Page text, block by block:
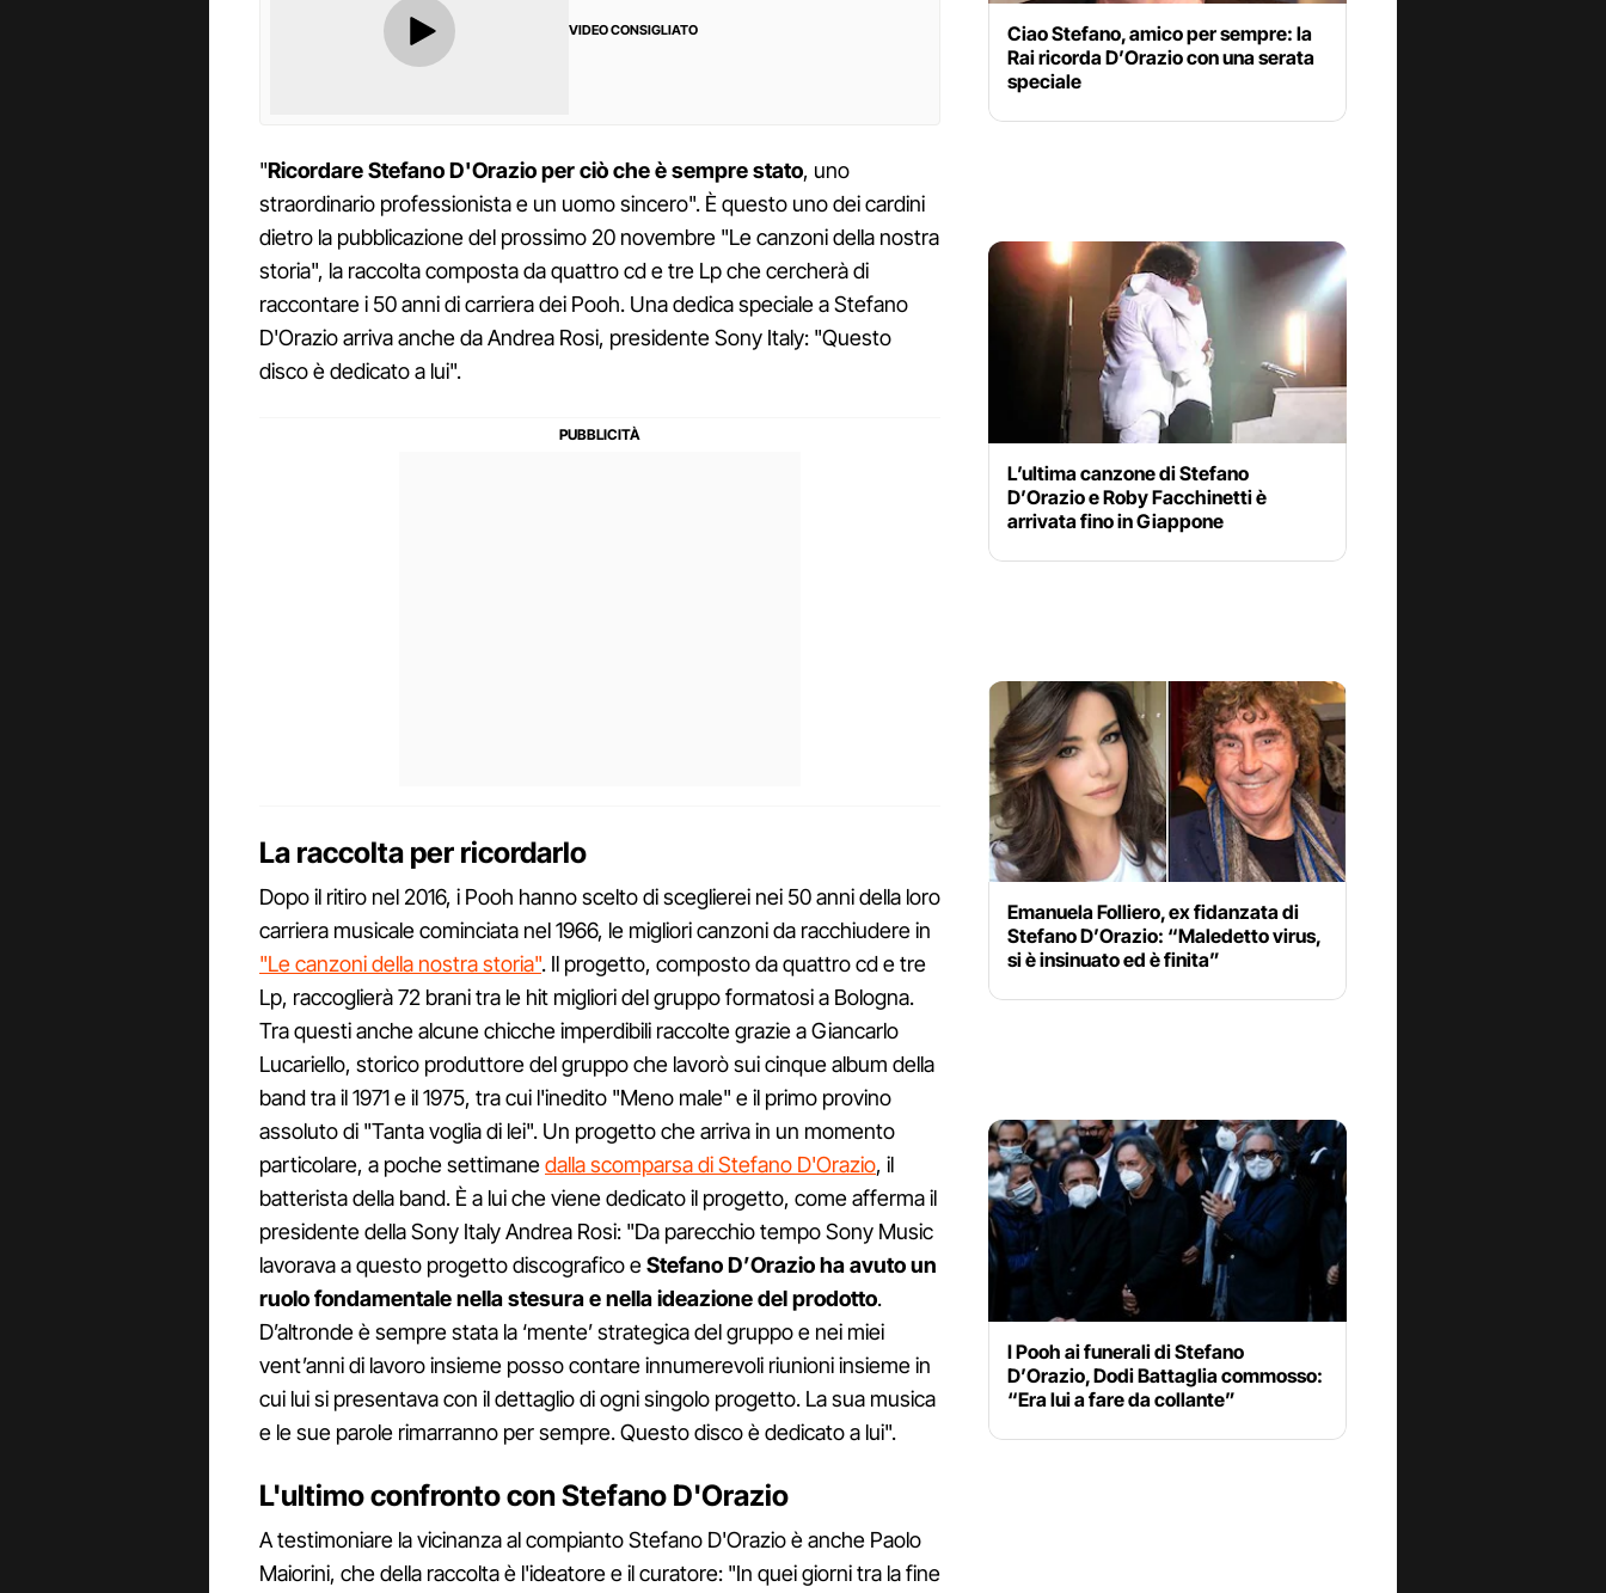
VIDEO CONSIGLIATO
"Ricordare Stefano D'Orazio per ciò che è sempre stato, uno
straordinario professionista e un uomo sincero". È questo uno dei cardini
dietro la pubblicazione del prossimo 20 novembre "Le canzoni della nostra
storia", la raccolta composta da quattro cd e tre Lp che cercherà di
raccontare i 50 anni di carriera dei Pooh. Una dedica speciale a Stefano
D'Orazio arriva anche da Andrea Rosi, presidente Sony Italy: "Questo
disco è dedicato a lui".
La raccolta per ricordarlo
Dopo il ritiro nel 2016, i Pooh hanno scelto di sceglierei nei 50 anni della loro
carriera musicale cominciata nel 1966, le migliori canzoni da racchiudere in
"Le canzoni della nostra storia". Il progetto, composto da quattro cd e tre
Lp, raccoglierà 72 brani tra le hit migliori del gruppo formatosi a Bologna.
Tra questi anche alcune chicche imperdibili raccolte grazie a Giancarlo
Lucariello, storico produttore del gruppo che lavorò sui cinque album della
band tra il 1971 e il 1975, tra cui l'inedito "Meno male" e il primo provino
assoluto di "Tanta voglia di lei". Un progetto che arriva in un momento
particolare, a poche settimanedalla scomparsa di Stefano D'Orazio, il
batterista della band. È a lui che viene dedicato il progetto, come afferma il
presidente della Sony Italy Andrea Rosi: "Da parecchio tempo Sony Music
lavorava a questo progetto discografico eStefano D’Orazio ha avuto un
ruolo fondamentale nella stesura e nella ideazione del prodotto.
D’altronde è sempre stata la ‘mente’ strategica del gruppo e nei miei
vent’anni di lavoro insieme posso contare innumerevoli riunioni insieme in
cui lui si presentava con il dettaglio di ogni singolo progetto. La sua musica
e le sue parole rimarranno per sempre. Questo disco è dedicato a lui".
L'ultimo confronto con Stefano D'Orazio
A testimoniare la vicinanza al compianto Stefano D'Orazio è anche Paolo
Maiorini, che della raccolta è l'ideatore e il curatore: "In quei giorni tra la fine
Ciao Stefano, amico per sempre: la
Rai ricorda D’Orazio con una serata
speciale
L’ultima canzone di Stefano
D’Orazio e Roby Facchinetti è
arrivata fino in Giappone
Emanuela Folliero, ex fidanzata di
Stefano D’Orazio: “Maledetto virus,
si è insinuato ed è finita”
I Pooh ai funerali di Stefano
D’Orazio, Dodi Battaglia commosso:
“Era lui a fare da collante”